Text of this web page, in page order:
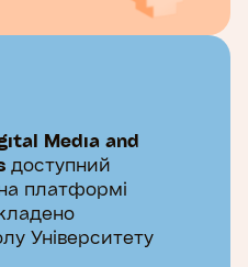
Media and
доступний
платформі
Університету